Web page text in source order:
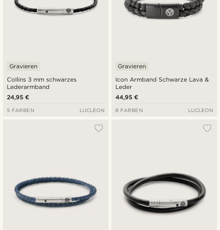
Collins 3 mm schwarzes
Lederarmband
Gravieren
24,95 €
5 FARBEN LUCLEON
Icon Armband Schwarze Lava &
Leder
Gravieren
44,95 €
8 FARBEN LUCLEON